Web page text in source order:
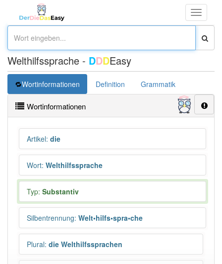
Toggle
Welthilfssprache - DDDEasy
Wortinformationen Definition Grammatik
Wortinformationen
Artikel: die
Wort: Welthilfssprache
Typ: Substantiv
Silbentrennung: Welt•hilfs•spra•che
Plural: die Welthilfssprachen